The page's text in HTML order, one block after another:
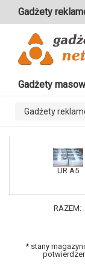
Gadżety
Gadżety
Gadżety
UR A5
RAZEM:
* stany